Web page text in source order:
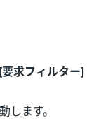
[要求フィルター]
します。